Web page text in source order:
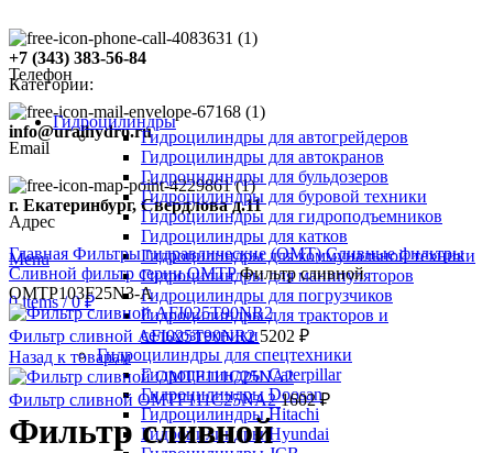
+7 (343) 383-56-84
Телефон
info@uralhydro.ru
Email
г. Екатеринбург, Свердлова д.11
Адрес
Menu
0items / 0₽
Категории:
Гидроцилиндры
Гидроцилиндры для автогрейдеров
Гидроцилиндры для автокранов
Гидроцилиндры для бульдозеров
Гидроцилиндры для буровой техники
Гидроцилиндры для гидроподъемников
Гидроцилиндры для катков
Гидроцилиндры для коммунальной техники
Гидроцилиндры для манипуляторов
Гидроцилиндры для погрузчиков
Гидроцилиндры для тракторов и
сельхозтехники
Гидроцилиндры для спецтехники
Гидроцилиндры Caterpillar
Гидроцилиндры Doosan
Гидроцилиндры Hitachi
Гидроцилиндры Hyundai
Click to enlarge
Главная Фильтры гидравлические (OMT)Сливные фильтры
Сливной фильтр серии OMTPФильтр сливной
OMTP103F25N3-A
Фильтр сливной AFI025T90NR25202 ₽
Назад к товарам
Фильтр сливной OMTF111C25NA21602₽
Фильтр сливной